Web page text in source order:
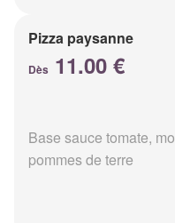
Pizza paysanne
Dès 11.00 €
Base sauce tomate,
pommes de terre